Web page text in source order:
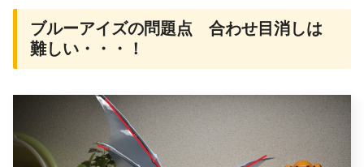
ブルーアイズの問題点 合わせ目消しは
難しい・・・！